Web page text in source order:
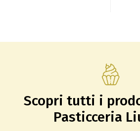
Scopri tutti i
Pasticceria